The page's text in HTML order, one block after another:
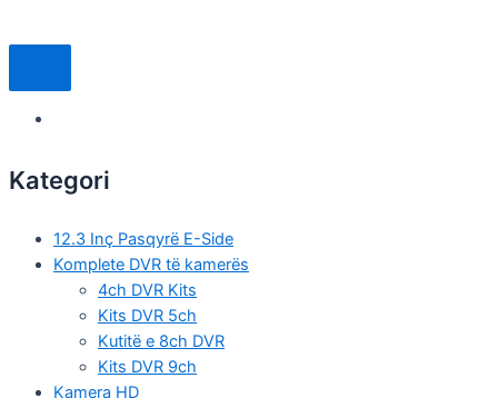
Kategori
12.3 Inç Pasqyrë E-Side
Komplete DVR të kamerës
4ch DVR Kits
Kits DVR 5ch
Kutitë e 8ch DVR
Kits DVR 9ch
Kamera HD